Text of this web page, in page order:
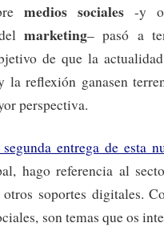
medios sociales -y
marketing– pasó a
de que la
la reflexión ganasen
perspectiva.
entrega de esta
hago referencia al
soportes digitales.
son temas que os